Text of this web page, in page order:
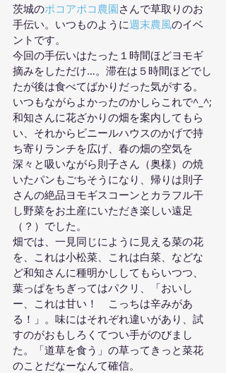
茨城のポコアポコ農園さんで草取りのお
手伝い。いつものように週末農風のイベ
ントです。
今回の手伝いはたった１時間ほどヨモギ
摘みをしただけ…。滞在は５時間ほどでし
たが後は食べてばかりだった気がする。
いつもながらよかったのかしらこれで^_^;
和知さんに花ざかりの畑を案内してもら
い、それからビニールハウスのかげで持
ち寄りランチを広げ、春の畑の空気を
深々と吸いながら則子さん（奥様）の焼
いたパンもごちそうになり、帰りは則子
さんの絶品ヨモギスコーンとカラフル干
し野菜をお土産にいただき楽しい遠足
（？）でした。
畑では、一見同じにように見える菜の花
を、これは小松菜、これは白菜、などな
ど和知さんに種明かししてもらいつつ、
葉っぱをちぎってはパクリ、「おいし
ー、これは甘い！　こっちは辛みがあ
る！」。味にはそれぞれ違いがあり、試
すのがおもしろくてつい手がのびまし
た。「道草を食う」の草ってきっと菜花
のことだなーなんて確信。